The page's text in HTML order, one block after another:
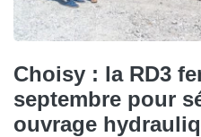
Choisy : la RD3
septembre pour
ouvrage